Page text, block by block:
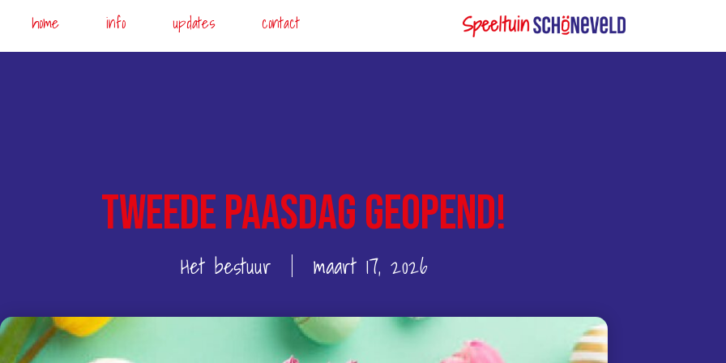
home info updates contact
Tweede Paasdag geopend!
Het bestuur maart 17, 2026